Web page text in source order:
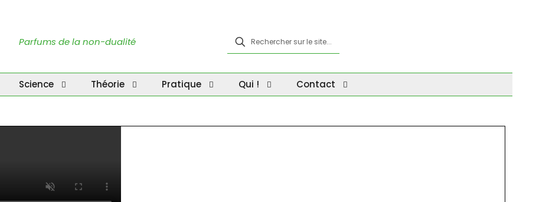
Parfums de la non-dualité
Science Théorie Pratique Qui ! Contact